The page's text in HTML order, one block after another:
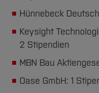
Arbeiten im FB G
Team
Aktuelles
Fachgruppen
Forschung und
Amtliche
BO Shop
International Office
Medienzentrum
qed-Stiftung
Hünnebeck
Keysight
2 Stipendien
MBN Bau
Oase GmbH: 1